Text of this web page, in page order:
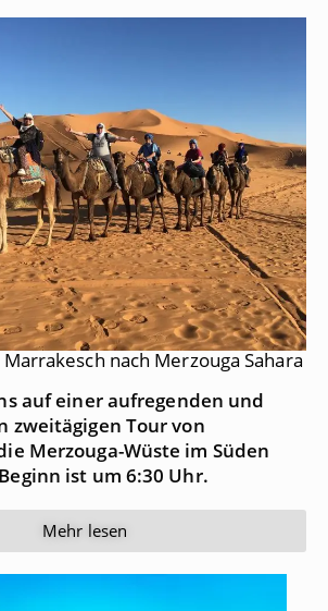
nach Merzouga Sahara
auf einer aufregenden und
zweitägigen Tour von
Merzouga-Wüste im Süden
ist um 6:30 Uhr.
Mehr lesen